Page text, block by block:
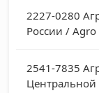
2227-0280
России / Agro
2541-7835
Центральной